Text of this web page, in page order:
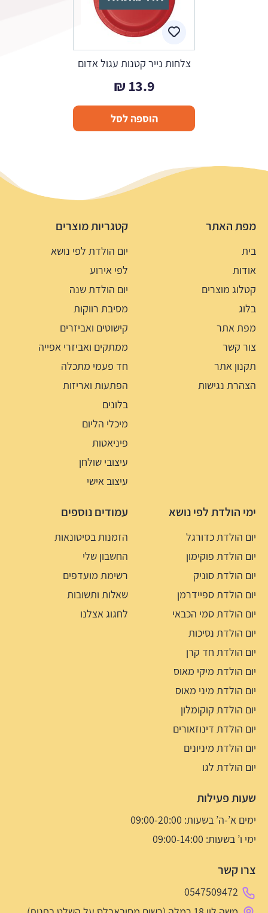
צלחות נייר קטנות עגול אדום
13.9
₪
הוספה לסל
מפת האתר
בית
אודות
קטלוג מוצרים
בלוג
מפת אתר
צור קשר
תקנון אתר
הצהרת נגישות
קטגריות מוצרים
יום הולדת לפי נושא
לפי אירוע
יום הולדת שנה
מסיבת רווקות
קישוטים ואביזרים
ממתקים ואביזרי אפייה
חד פעמי מתכלה
הפתעות ואריזות
בלונים
מיכלי הליום
פיניאטות
עיצובי שולחן
עיצוב אישי
ימי הולדת לפי נושא
יום הולדת כדורגל
יום הולדת פוקימון
יום הולדת סוניק
יום הולדת ספיידרמן
יום הולדת סמי הכבאי
יום הולדת נסיכות
יום הולדת חד קרן
יום הולדת מיקי מאוס
יום הולדת מיני מאוס
יום הולדת קוקומלון
יום הולדת דינוזאורים
יום הולדת מיניונים
יום הולדת לגו
עמודים נוספים
הזמנות בסיטונאות
החשבון שלי
רשימת מועדפים
שאלות ותשובות
לחגוג אצלנו
שעות פעילות
ימים א’-ה’ בשעות: 09:00-20:00
ימי ו’ בשעות: 09:00-14:00
צרו קשר
0547509472